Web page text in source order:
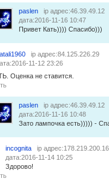
paslen
ip адрес:46.39.49.12
дата:2016-11-16 10:47
Привет Кать)))) Спасибо)))
ip адрес:84.125.226.29
11-12 23:26
Оценка не ставится.
paslen
ip адрес:46.39.49.12
дата:2016-11-16 10:48
Зато лампочка есть))))) -
incognita
ip
дата:2016-11-14 10:25
Здорово!